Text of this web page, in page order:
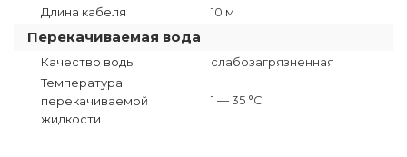
Длина кабеля 10 м
Перекачиваемая вода
Качество воды
слабозагрязненная
Температура
перекачиваемой
жидкости
1 — 35 °C